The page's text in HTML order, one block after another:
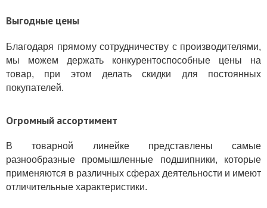
Выгодные цены
Благодаря прямому сотрудничеству с производителями,
мы можем держать конкурентоспособные цены на
товар, при этом делать скидки для постоянных
покупателей.
Огромный ассортимент
В товарной линейке представлены самые
разнообразные промышленные подшипники, которые
применяются в различных сферах деятельности и имеют
отличительные характеристики.